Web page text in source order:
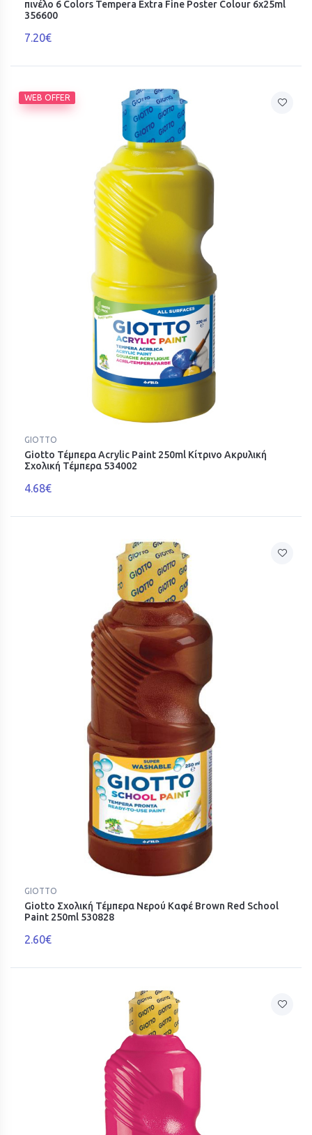
πινέλο 6 Colors Tempera Extra Fine Poster Colour 6x25ml
356600
7.20€
WEB OFFER
GIOTTO
Giotto Τέμπερα Acrylic Paint 250ml Κίτρινο Ακρυλική
Σχολική Τέμπερα 534002
4.68€
GIOTTO
Giotto Σχολική Τέμπερα Νερού Καφέ Brown Red School
Paint 250ml 530828
2.60€